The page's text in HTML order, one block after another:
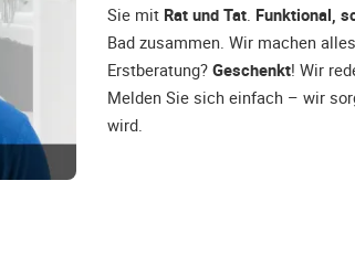
Sie mit Rat und Tat. Funktional,
Bad zusammen. Wir machen
Erstberatung? Geschenkt! Wir
Melden Sie sich einfach – wir
wird.